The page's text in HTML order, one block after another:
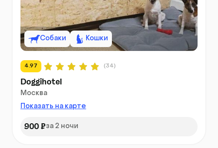
Собаки Кошки
4.97 (34)
Doggihotel
Москва
Показать на карте
900 ₽за 2 ночи